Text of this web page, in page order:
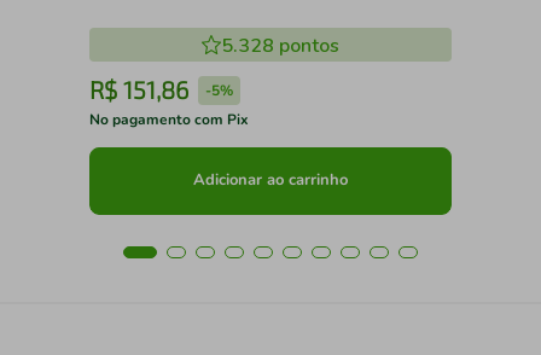
5.328 pontos
R$ 151,86 -5%
No pagamento com Pix
Adicionar ao carrinho